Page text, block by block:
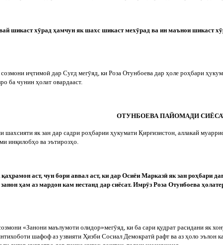
шикаст хӯрад ҳамчун як шахс шикаст мехӯрад ва ин маънои шикаст хӯ
созмони иҷтимоӣ дар Суғд мегӯяд, ки Роза Отунбоева дар ҳоле роҳбари
ба чунин ҳолат овардааст.
ОТУНБОЕВА ПАЙОМАДИ
шахсияти як зан дар садри роҳбарии ҳукумати Қирғизистон, аллакай
инқилобҳо ва эътирозҳо.
аст, чун бори аввал аст, ки дар Осиёи Марказӣ як зан роҳбари
ҳам аз мардон кам нестанд дар сиёсат. Имрӯз Роза Отунбоева
«Занони маълумоти олидор»мегӯяд, ки ба сари қудрат расидани як
шафоф аз узвияти Ҳизби Сосиал Демократӣ рафт ва аз ҳоло эълон